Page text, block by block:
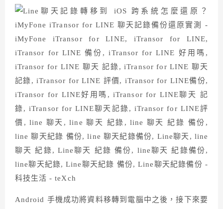
Android 手機成功將資料移轉到電腦中之後，接下來要